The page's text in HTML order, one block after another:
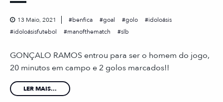
13 Maio, 2021 benfica goal golo
idoloásis
idoloásisfutebol
manofthematch slb
GONÇALO RAMOS entrou para ser o homem do jogo,
20 minutos em campo e 2 golos marcados!!
LER MAIS...